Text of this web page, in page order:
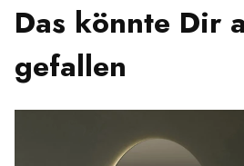
Das könnte Dir
gefallen